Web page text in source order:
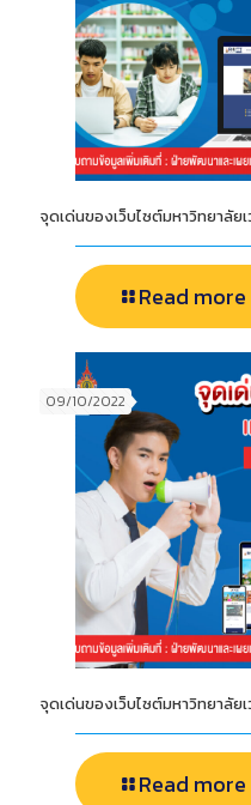
จุดเด่นของเว็บไซต์มหาวิทยาลัย
Read more
09/10/2022
จุดเด่นของเว็บไซต์มหาวิทยาลัย
Read more